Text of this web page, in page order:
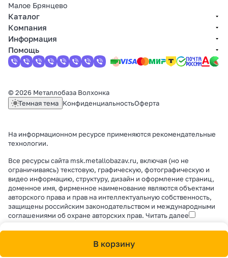
В корзину
Малое Брянцево
Каталог
Компания
Информация
Помощь
© 2026 Металлобаза Волхонка
Темная тема КонфиденциальностьОферта
На информационном ресурсе применяются рекомендательные
технологии.
Все ресурсы сайта msk.metallobazav.ru, включая (но не
ограничиваясь) текстовую, графическую, фотографическую и
видео информацию, структуру, дизайн и оформление страниц,
доменное имя, фирменное наименование являются объектами
авторского права и прав на интеллектуальную собственность,
защищены российским законодательством и международными
соглашениями об охране авторских прав. Читать далее